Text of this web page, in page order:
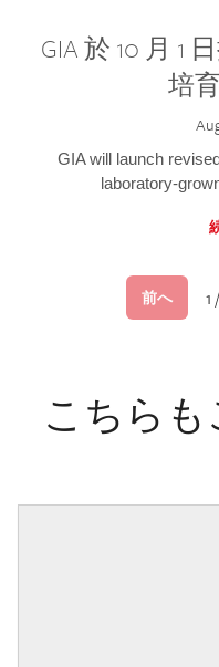
GIA 於 10 月 1
培
GIA will launch
laboratory-
前へ 1
こちら